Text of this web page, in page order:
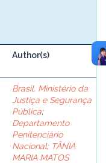
Author(s)
Brasil. Ministério da
Justiça e Segurança
Pública;
Departamento
Penitenciário
Nacional; TÂNIA
MARIA MATOS